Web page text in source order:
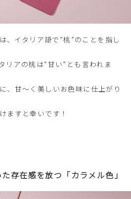
、イタリア語で“桃”のことを指し
リアの桃は“甘い”とも言われま
、甘〜く美しいお色味に仕上がり
ますと幸いです！
存在感を放つ「カラメル色」